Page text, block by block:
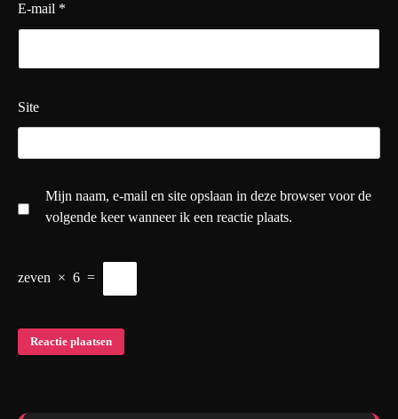
E-mail *
Site
Mijn naam, e-mail en site opslaan in deze browser voor de
volgende keer wanneer ik een reactie plaats.
zeven × 6 =